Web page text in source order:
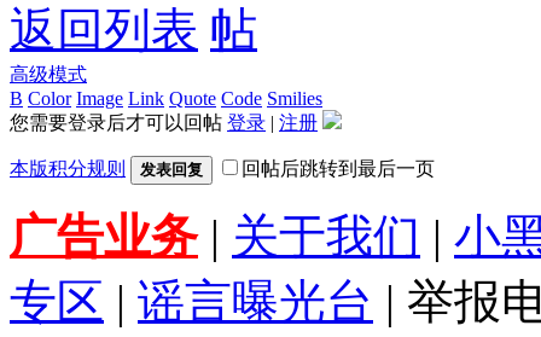
返回列表
高级模式
B Color Image Link Quote Code Smilies
您需要登录后才可以回帖 登录 | 注册
本版积分规则 发表回复 回帖后跳转到最后一页
广告业务| 关于我们 | 小
专区 | 谣言曝光台 | 举报